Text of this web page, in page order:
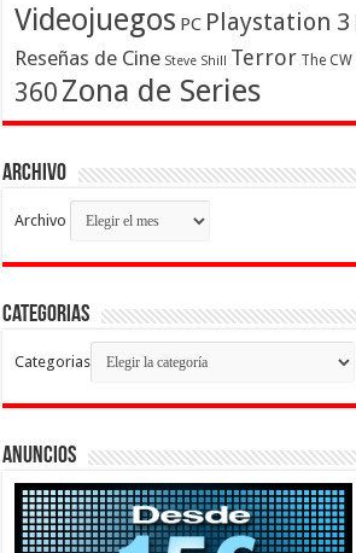
Videojuegos PC Playstation 3
Reseñas de Cine Steve Shill Terror The CW
360 Zona de Series
Archivo
Archivo
Categorias
Categorias
Anuncios